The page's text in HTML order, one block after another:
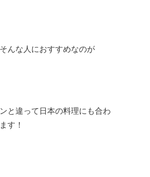
んな人におすすめなのが
と違って日本の料理にも合わ
す！